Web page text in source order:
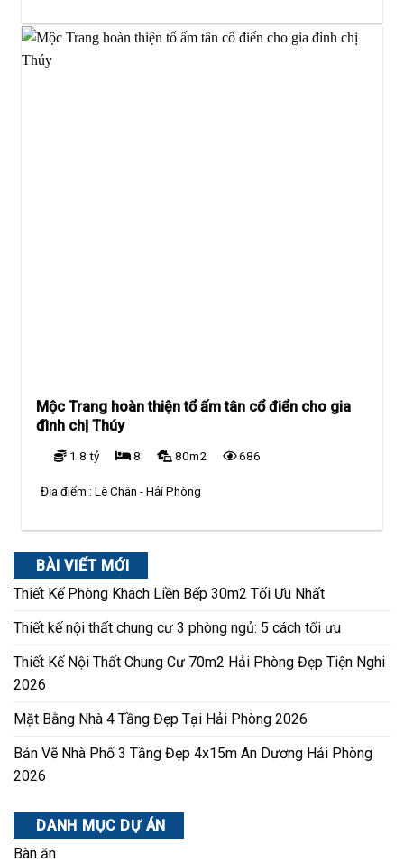
Mộc Trang hoàn thiện tổ ấm tân cổ điển cho gia
đình chị Thúy
1.8 tỷ 8 80m2 686
Địa điểm :Lê Chân - Hải Phòng
BÀI VIẾT MỚI
Thiết Kế Phòng Khách Liền Bếp 30m2 Tối Ưu Nhất
Thiết kế nội thất chung cư 3 phòng ngủ: 5 cách tối ưu
Thiết Kế Nội Thất Chung Cư 70m2 Hải Phòng Đẹp Tiện Nghi
2026
Mặt Bằng Nhà 4 Tầng Đẹp Tại Hải Phòng 2026
Bản Vẽ Nhà Phố 3 Tầng Đẹp 4x15m An Dương Hải Phòng
2026
DANH MỤC DỰ ÁN
Bàn ăn